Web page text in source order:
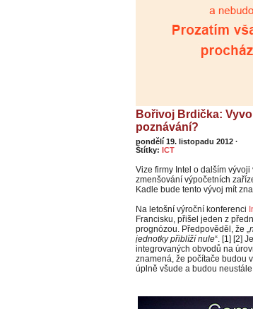
Bořivoj Brdička:
poznávání?
pondělí 19. listopadu 2012 ·
Štítky: ICT
Vize firmy Intel o dalším
zmenšování výpočetních
Kadle bude tento vývoj mít
Na letošní výroční konferenci
Francisku, přišel jeden z
prognózou. Předpověděl, že „
jednotky přiblíží nule“. [1] [2]
integrovaných obvodů na
znamená, že počítače budou
úplně všude a budou